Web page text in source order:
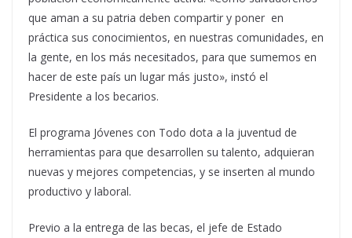
que aman a su patria deben compartir y poner en
práctica sus conocimientos, en nuestras comunidades, en
la gente, en los más necesitados, para que sumemos en
hacer de este país un lugar más justo», instó el
Presidente a los becarios.
El programa Jóvenes con Todo dota a la juventud de
herramientas para que desarrollen su talento, adquieran
nuevas y mejores competencias, y se inserten al mundo
productivo y laboral.
Previo a la entrega de las becas, el jefe de Estado